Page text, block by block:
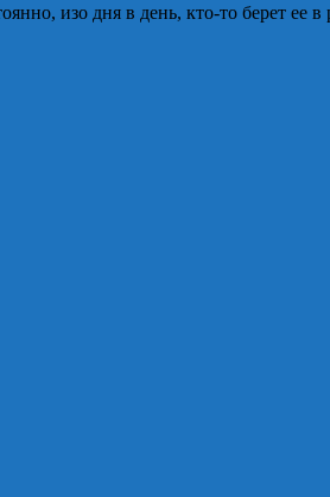
изо дня в день, кто-то берет ее в